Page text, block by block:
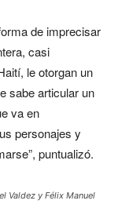
de imprecisar
casi
le otorgan un
sabe articular un
va en
personajes y
puntualizó.
Valdez y Félix Manuel